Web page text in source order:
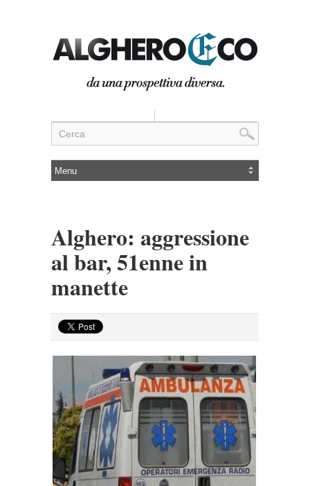
Alghero: aggressione
al bar, 51enne in
manette